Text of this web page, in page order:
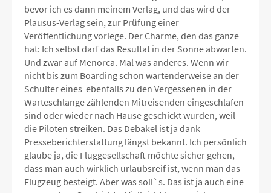
bevor ich es dann meinem Verlag, und das wird der
Plausus-Verlag sein, zur Prüfung einer
Veröffentlichung vorlege. Der Charme, den das ganze
hat: Ich selbst darf das Resultat in der Sonne abwarten.
Und zwar auf Menorca. Mal was anderes. Wenn wir
nicht bis zum Boarding schon wartenderweise an der
Schulter eines ebenfalls zu den Vergessenen in der
Warteschlange zählenden Mitreisenden eingeschlafen
sind oder wieder nach Hause geschickt wurden, weil
die Piloten streiken. Das Debakel ist ja dank
Presseberichterstattung längst bekannt. Ich persönlich
glaube ja, die Fluggesellschaft möchte sicher gehen,
dass man auch wirklich urlaubsreif ist, wenn man das
Flugzeug besteigt. Aber was soll`s. Das ist ja auch eine